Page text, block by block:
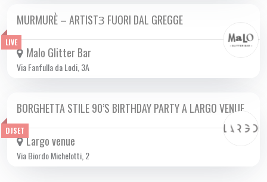
LIVE
MER 30/04 2025
MURMURÈ – ARTISTꞫ FUORI DAL GREGGE
Malo Glitter Bar
Via Fanfulla da Lodi, 3A
DJSET
MER 30/04 2025
BORGHETTA STILE 90’S BIRTHDAY PARTY A LARGO VENUE
Largo venue
Via Biordo Michelotti, 2